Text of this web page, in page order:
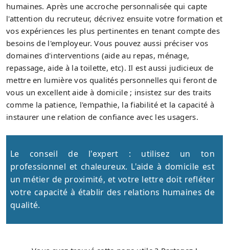
humaines. Après une accroche personnalisée qui capte
l'attention du recruteur, décrivez ensuite votre formation et
vos expériences les plus pertinentes en tenant compte des
besoins de l'employeur. Vous pouvez aussi préciser vos
domaines d'interventions (aide au repas, ménage,
repassage, aide à la toilette, etc). Il est aussi judicieux de
mettre en lumière vos qualités personnelles qui feront de
vous un excellent aide à domicile ; insistez sur des traits
comme la patience, l'empathie, la fiabilité et la capacité à
instaurer une relation de confiance avec les usagers.
Le conseil de l'expert : utilisez un ton
professionnel et chaleureux. L'aide à domicile est
un métier de proximité, et votre lettre doit refléter
votre capacité à établir des relations humaines de
qualité.